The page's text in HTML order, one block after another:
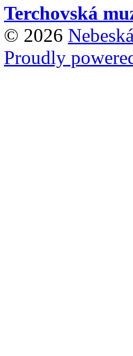
Terchovská
© 2026
Proudly